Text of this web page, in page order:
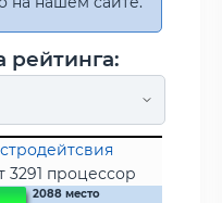
рейтинга:
3291 процессор
2088 место